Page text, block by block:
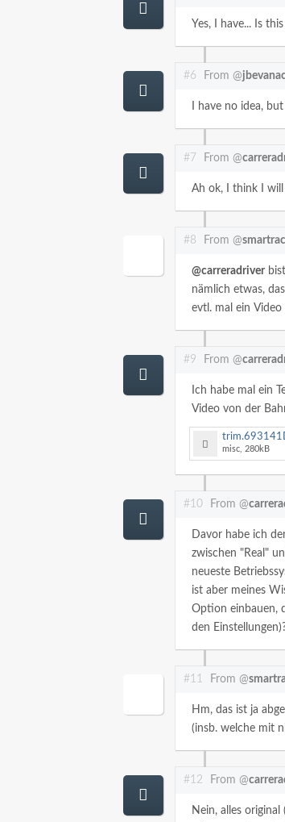
Yes, I have... Is
#6 From @
I have no idea,
#7 From @
Ah ok, I think I
#8 From @
@carreradriver
nämlich etwas,
evtl. mal ein
#9 From @
Ich habe mal ein
Video von der
trim.693141DD-
misc, 280kB
#10 From @
Davor habe ich
zwischen "Real"
neueste
ist aber meines
Option einbauen,
den
#11 From @
Hm, das ist ja
(insb. welche mit
#12 From @
Nein, alles